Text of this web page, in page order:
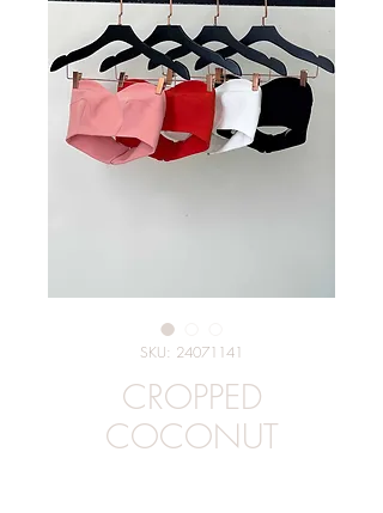
SKU: 24071141
CROPPED
COCONUT